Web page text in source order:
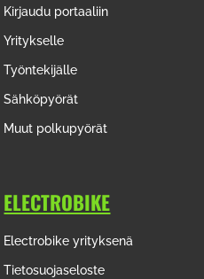
Kirjaudu portaaliin
Yritykselle
Työntekijälle
Sähköpyörät
Muut polkupyörät
ELECTROBIKE
Electrobike yrityksenä
Tietosuojaseloste